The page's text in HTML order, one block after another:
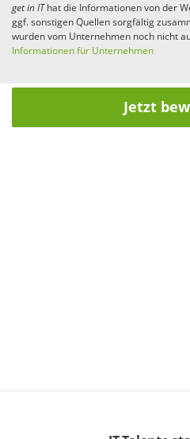
get in IThat die Informationen von der
ggf. sonstigen Quellen sorgfältig
wurden vom Unternehmen noch nicht
Informationen für Unternehmen
Jetzt